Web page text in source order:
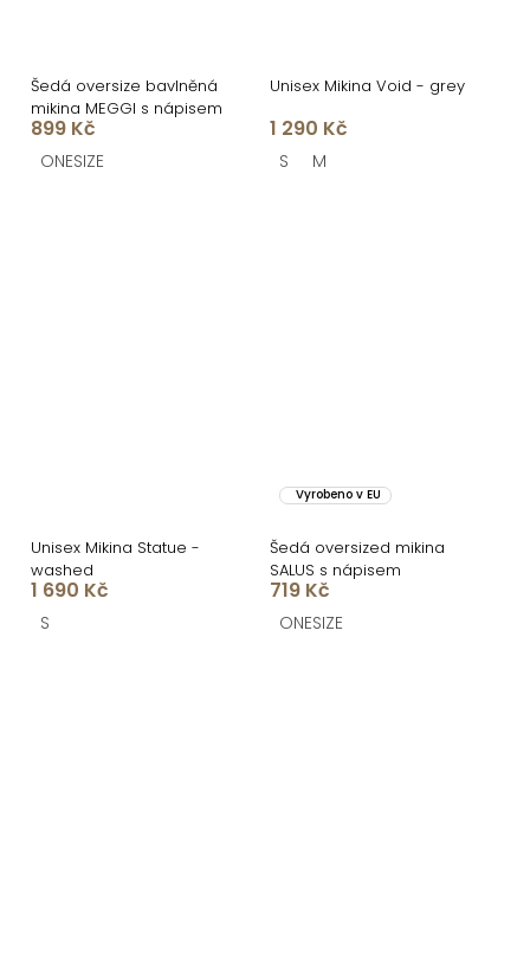
Šedá oversize bavlněná
mikina MEGGI s nápisem
899 Kč
ONESIZE
Unisex Mikina Void - grey
1 290 Kč
S M
Unisex Mikina Statue -
washed
1 690 Kč
S
Vyrobeno v EU
Šedá oversized mikina
SALUS s nápisem
719 Kč
ONESIZE